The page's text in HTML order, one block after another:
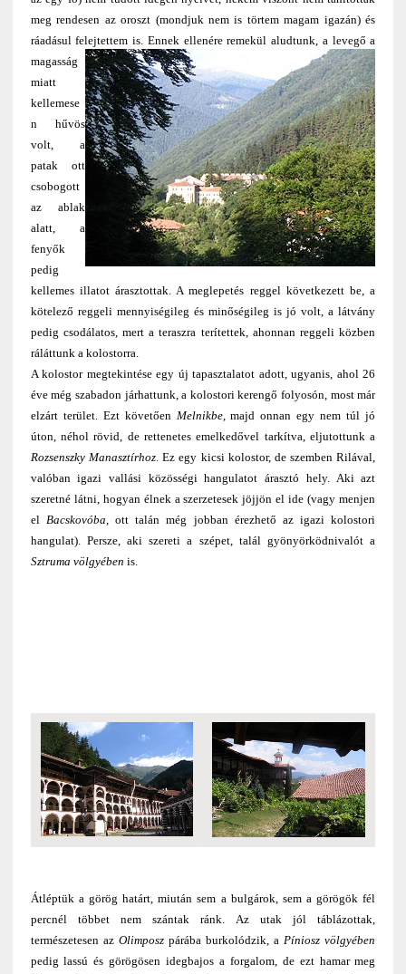
meg rendesen az oroszt (mondjuk nem is törtem magam igazán) és
ráadásul felejtettem is. Ennek ellenére remekül aludtunk, a levegő a
magasság
miatt
kellemese
n hűvös
volt, a
patak ott
csobogott
az ablak
alatt, a
fenyők
pedig
kellemes illatot árasztottak. A meglepetés reggel következett be, a
kötelező reggeli mennyiségileg és minőségileg is jó volt, a látvány
pedig csodálatos, mert a teraszra terítettek, ahonnan reggeli közben
ráláttunk a kolostorra.
A kolostor megtekintése egy új tapasztalatot adott, ugyanis, ahol 26
éve még szabadon járhattunk, a kolostori kerengő folyosón, most már
elzárt terület. Ezt követően Melnikbe, majd onnan egy nem túl jó
úton, néhol rövid, de rettenetes emelkedővel tarkítva, eljutottunk a
Rozsenszky Manasztírhoz. Ez egy kicsi kolostor, de szemben Rilával,
valóban igazi vallási közösségi hangulatot árasztó hely. Aki azt
szeretné látni, hogyan élnek a szerzetesek jöjjön el ide (vagy menjen
el Bacskovóba, ott talán még jobban érezhető az igazi kolostori
hangulat). Persze, aki szereti a szépet, talál gyönyörködnivalót a
Sztruma völgyében is.
Átléptük a görög határt, miután sem a bulgárok, sem a görögök fél
percnél többet nem szántak ránk. Az utak jól táblázottak,
természetesen az Olimposzpárába burkolódzik, aPíniosz völgyében
pedig lassú és görögösen idegbajos a forgalom, de ezt hamar meg